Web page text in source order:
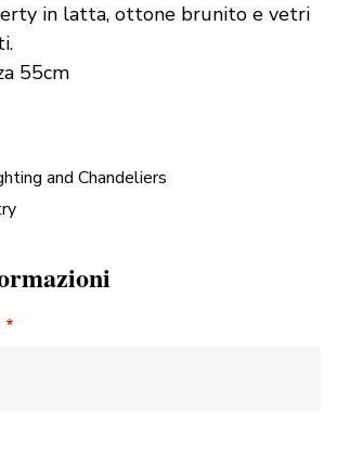
in latta, ottone brunito e vetri
55cm
and Chandeliers